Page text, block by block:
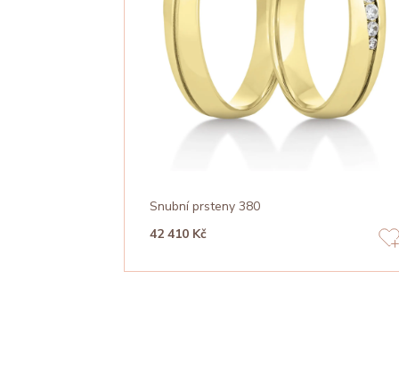
Snubní prsteny 380
42 410 Kč